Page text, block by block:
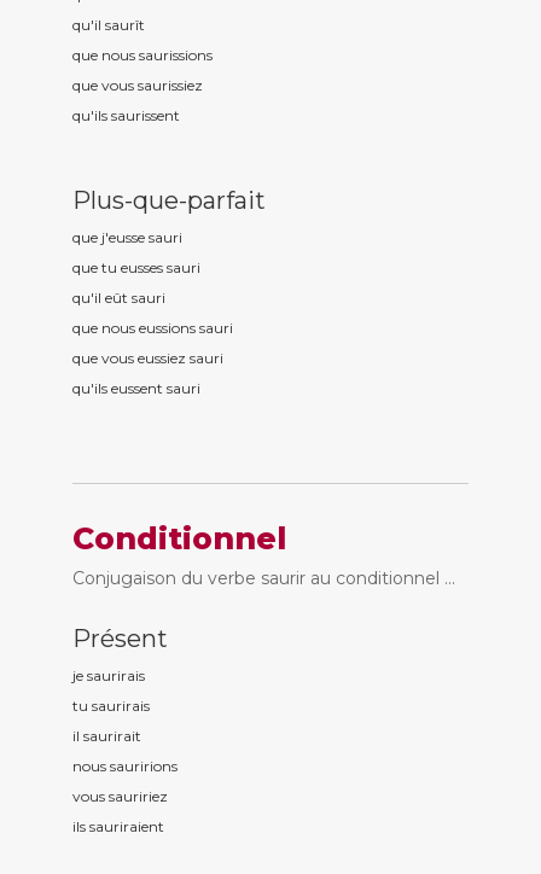
qu'il saurît
que nous saurissions
que vous saurissiez
qu'ils saurissent
Plus-que-parfait
que j'eusse sauri
que tu eusses sauri
qu'il eût sauri
que nous eussions sauri
que vous eussiez sauri
qu'ils eussent sauri
Conditionnel
Conjugaison du verbe saurir au conditionnel ...
Présent
je saurirais
tu saurirais
il saurirait
nous sauririons
vous sauririez
ils sauriraient